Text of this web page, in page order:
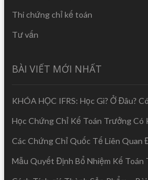
Thi chứng chỉ kế toán
Tư vấn
BÀI VIẾT MỚI NHẤT
KHÓA HỌC IFRS: Học Gì? Ở Đâu?
Học Chứng Chỉ Kế Toán Trưởng Có
Các Chứng Chỉ Quốc Tế Liên Quan
Mẫu Quyết Định Bổ Nhiệm Kế Toán